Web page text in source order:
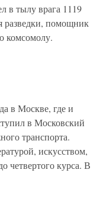
в тылу врага 1119
разведки, помощник
комсомолу.
в Москве, где и
в Московский
транспорта.
искусством,
четвертого курса. В